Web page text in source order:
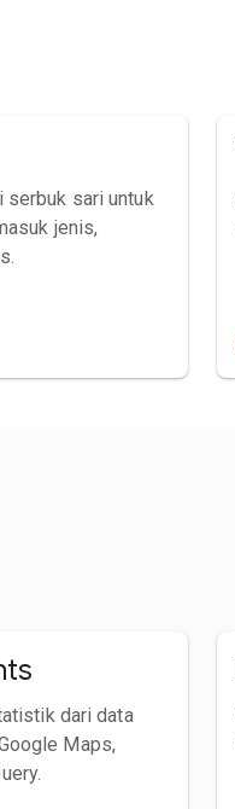
serbuk sari untuk
jenis,
dari data
Maps,